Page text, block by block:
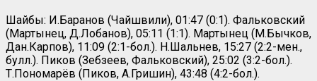
Шайбы: И.Баранов (Чайшвили), 01:47 (0:1). Фальковский
(Мартынец, Д.Лобанов), 05:11 (1:1). Мартынец (М.Бычков,
Дан.Карпов), 11:09 (2:1-бол.). Н.Шальнев, 15:27 (2:2-мен.,
булл.). Пиков (Зебзеев, Фальковский), 25:02 (3:2-бол.).
Т.Пономарёв (Пиков, А.Гришин), 43:48 (4:2-бол.).